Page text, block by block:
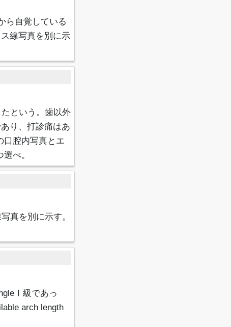
ら自覚している
線写真を別に示
という。歯以外
り、打診痛はあ
腔内写真とエ
べ。
真を別に示す。
級であっ
arch length